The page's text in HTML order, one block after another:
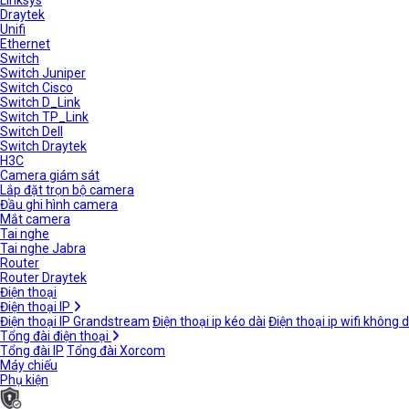
Draytek
Unifi
Ethernet
Switch
Switch Juniper
Switch Cisco
Switch D_Link
Switch TP_Link
Switch Dell
Switch Draytek
H3C
Camera giám sát
Lắp đặt trọn bộ camera
Đầu ghi hình camera
Mắt camera
Tai nghe
Tai nghe Jabra
Router
Router Draytek
Điện thoại
Điện thoại IP
Điện thoại IP Grandstream Điện thoại ip kéo dài Điện thoại ip wifi không
Tổng đài điện thoại
Tổng đài IP Tổng đài Xorcom
Máy chiếu
Phụ kiện